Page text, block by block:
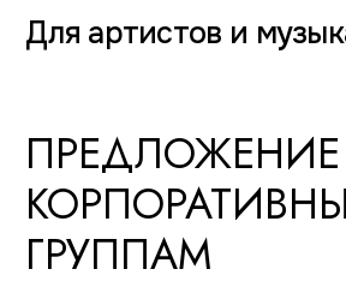
и печать документов
Ваш индивидуальный
менеджер всегда на связи
ОСТАВЬТЕ СВОИ